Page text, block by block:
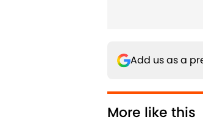
Add us as a
More like this